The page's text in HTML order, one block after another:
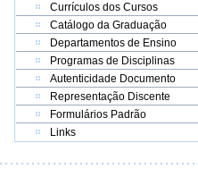
Currículos dos Cursos
Catálogo da Graduação
Departamentos de Ensino
Programas de Disciplinas
Autenticidade Documento
Representação Discente
Formulários Padrão
Links